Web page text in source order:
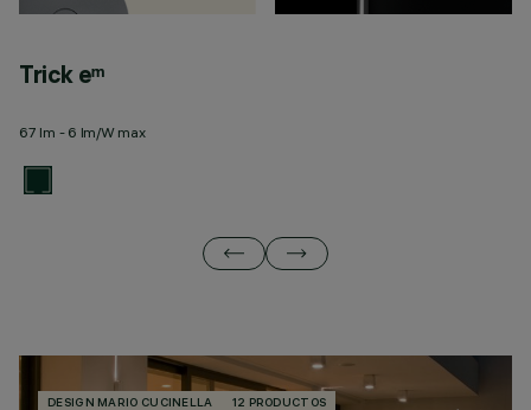
Trick eᵐ
67 lm - 6 lm/W max
DESIGN MARIO CUCINELLA 12 PRODUCTOS